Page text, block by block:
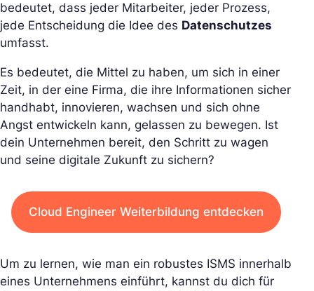
bedeutet, dass jeder Mitarbeiter, jeder Prozess,
jede Entscheidung die Idee des Datenschutzes
umfasst.
Es bedeutet, die Mittel zu haben, um sich in einer
Zeit, in der eine Firma, die ihre Informationen sicher
handhabt, innovieren, wachsen und sich ohne
Angst entwickeln kann, gelassen zu bewegen. Ist
dein Unternehmen bereit, den Schritt zu wagen
und seine digitale Zukunft zu sichern?
Cloud Engineer Weiterbildung entdecken
Um zu lernen, wie man ein robustes ISMS innerhalb
eines Unternehmens einführt, kannst du dich für